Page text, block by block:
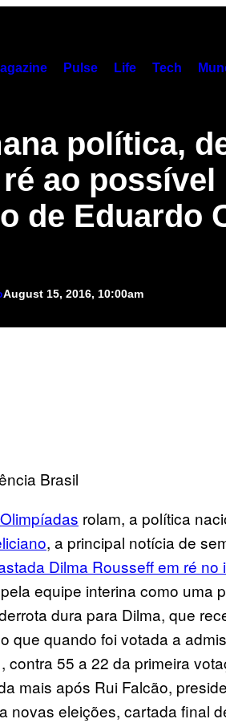
Pulse Life Tech
política,
ao possível
de Eduardo
August 15, 2016, 10:00am
Brasil
Olimpíadas rolam, a política
, a principal notícia de
Dilma Rousseff em ré
equipe interina como uma
dura para Dilma, que
que quando foi votada a
contra 55 a 22 da primeira
mais após Rui Falcão,
novas eleições, cartada final